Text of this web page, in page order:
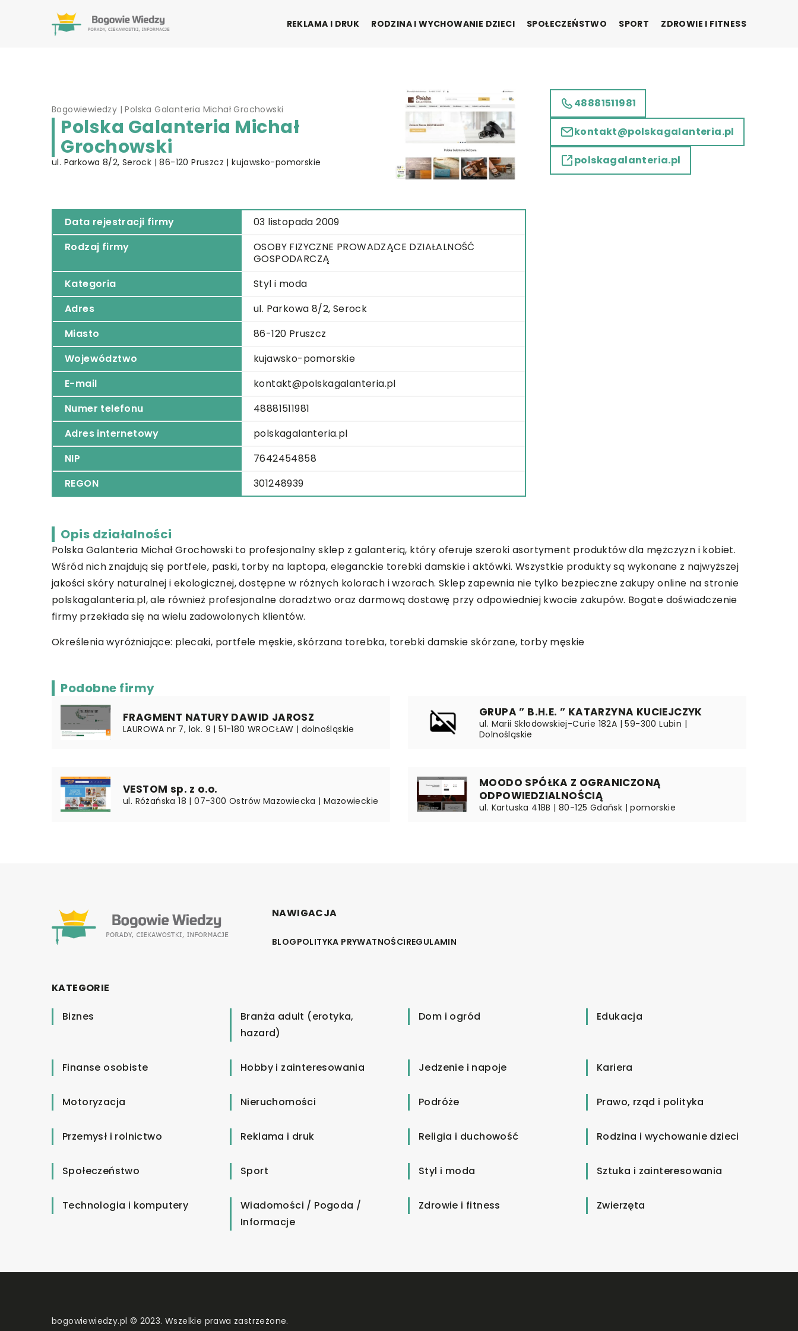
REKLAMA I DRUK RODZINA I WYCHOWANIE DZIECI SPOŁECZEŃSTWO SPORT ZDROWIE I FITNESS
Bogowiewiedzy |Polska Galanteria Michał Grochowski
Polska Galanteria Michał
Grochowski
ul. Parkowa 8/2, Serock | 86-120 Pruszcz | kujawsko-pomorskie
Data rejestracji firmy
03 listopada 2009
Rodzaj firmy
OSOBY FIZYCZNE PROWADZĄCE DZIAŁALNOŚĆ
GOSPODARCZĄ
Kategoria
Styl i moda
Adres
ul. Parkowa 8/2, Serock
Miasto
86-120 Pruszcz
Województwo
kujawsko-pomorskie
E-mail
kontakt@polskagalanteria.pl
Numer telefonu
48881511981
Adres internetowy
polskagalanteria.pl
NIP
7642454858
REGON
301248939
48881511981
kontakt@polskagalanteria.pl
polskagalanteria.pl
Opis działalności
Polska Galanteria Michał Grochowski to profesjonalny sklep z galanterią, który oferuje szeroki asortyment produktów dla mężczyzn i kobiet.
Wśród nich znajdują się portfele, paski, torby na laptopa, eleganckie torebki damskie i aktówki. Wszystkie produkty są wykonane z najwyższej
jakości skóry naturalnej i ekologicznej, dostępne w różnych kolorach i wzorach. Sklep zapewnia nie tylko bezpieczne zakupy online na stronie
polskagalanteria.pl, ale również profesjonalne doradztwo oraz darmową dostawę przy odpowiedniej kwocie zakupów. Bogate doświadczenie
firmy przekłada się na wielu zadowolonych klientów.
Określenia wyróżniające: plecaki, portfele męskie,skórzana torebka, torebki damskie skórzane, torby męskie
Podobne firmy
FRAGMENT NATURY DAWID JAROSZ
LAUROWA nr 7, lok. 9 | 51-180 WROCŁAW | dolnośląskie
GRUPA ” B.H.E. ” KATARZYNA KUCIEJCZYK
ul. Marii Skłodowskiej-Curie 182A | 59-300 Lubin |
Dolnośląskie
VESTOM sp. z o.o.
ul. Różańska 18 | 07-300 Ostrów Mazowiecka | Mazowieckie
MOODO SPÓŁKA Z OGRANICZONĄ
ODPOWIEDZIALNOŚCIĄ
ul. Kartuska 418B | 80-125 Gdańsk | pomorskie
NAWIGACJA
BLOGPOLITYKA PRYWATNOŚCIREGULAMIN
KATEGORIE
Biznes
Branża adult (erotyka,
hazard)
Dom i ogród Edukacja
Finanse osobiste Hobby i zainteresowania Jedzenie i napoje Kariera
Motoryzacja Nieruchomości Podróże Prawo, rząd i polityka
Przemysł i rolnictwo Reklama i druk Religia i duchowość Rodzina i wychowanie dzieci
Społeczeństwo Sport Styl i moda Sztuka i zainteresowania
Technologia i komputery
Wiadomości / Pogoda /
Informacje
Zdrowie i fitness Zwierzęta
bogowiewiedzy.pl © 2023. Wszelkie prawa zastrzeżone.